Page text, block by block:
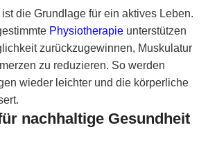
die Grundlage für ein aktives Leben.
Physiotherapie unterstützen
zurückzugewinnen, Muskulatur
zu reduzieren. So werden
wieder leichter und die körperliche
nachhaltige Gesundheit